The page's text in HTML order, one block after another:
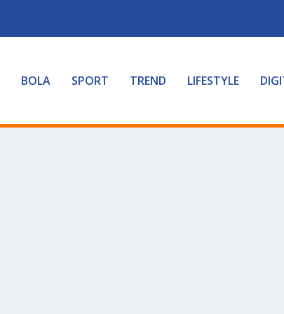
BOLA SPORT TREND LIFESTYLE